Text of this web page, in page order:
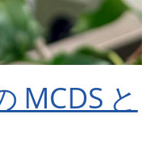
MCDS と